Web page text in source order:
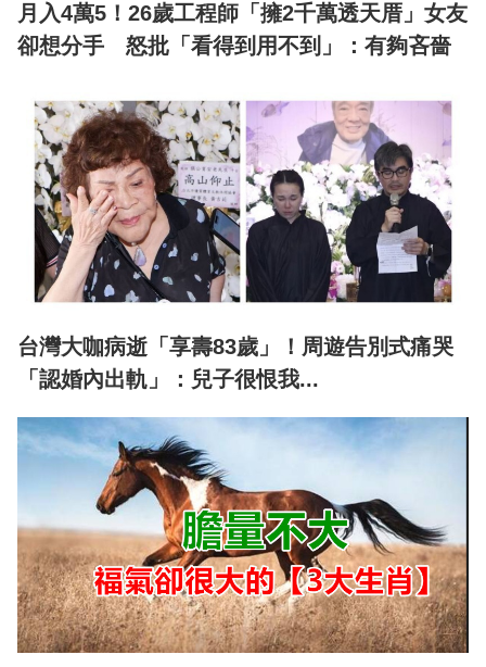
月入4萬5！26歲工程師「擁2千萬透天厝」女友
卻想分手 怒批「看得到用不到」：有夠吝嗇
台灣大咖病逝「享壽83歲」！周遊告別式痛哭
「認婚內出軌」：兒子很恨我...